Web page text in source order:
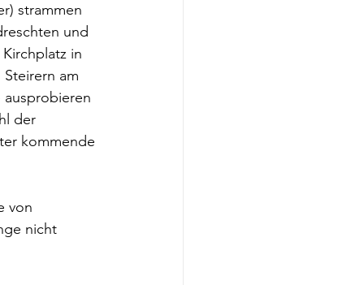
strammen
und
in
am
der
kommende
von
nicht